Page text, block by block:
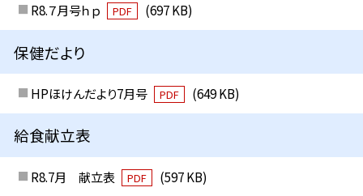
R8.７月号ｈｐ PDF (697 KB)
保健だより
HPほけんだより7月号 PDF (649 KB)
給食献立表
R8.7月 献立表 PDF
(597 KB)